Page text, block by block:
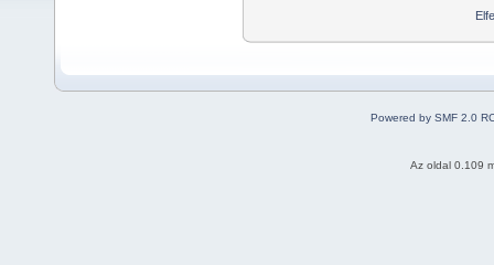
Powered by SMF 2.0
Az oldal 0.109